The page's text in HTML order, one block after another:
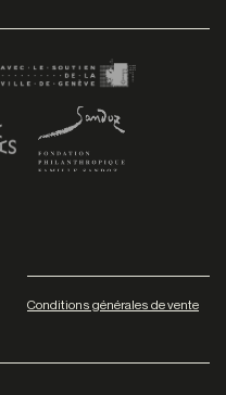
Conditions générales de vente